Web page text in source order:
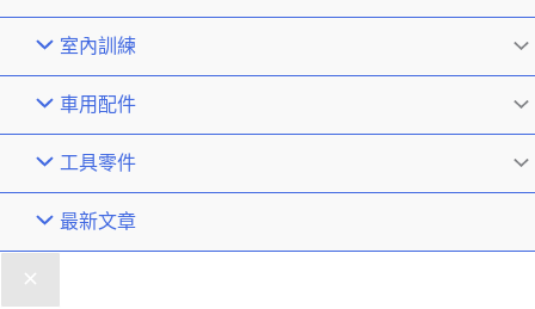
室內訓練
車用配件
工具零件
最新文章